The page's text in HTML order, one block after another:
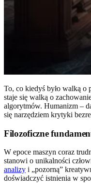
To, co kiedyś było walką o
staje się walką o
algorytmów. Humanizm –
się narzędziem krytyki
Filozoficzne
W epoce maszyn coraz
stanowi o unikalności
analizy i „pozorną”
doświadczyć istnienia w